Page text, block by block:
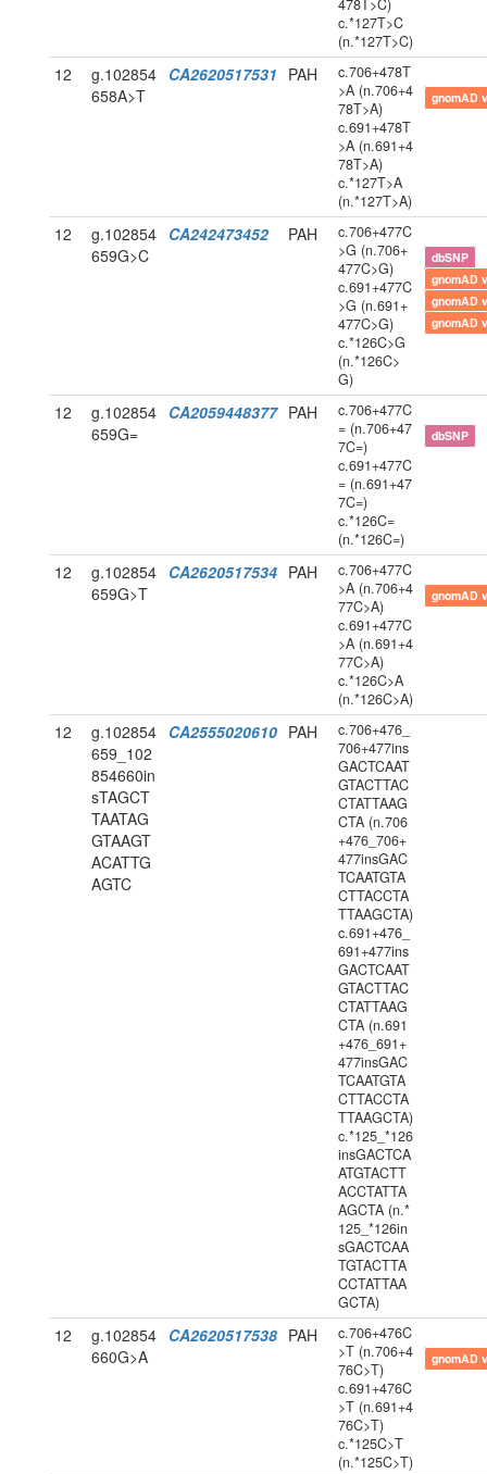
478T>C)
c.*127T>C
(n.*127T>C)
12
g.102854
658A>T
CA2620517531 PAH
c.706+478T
>A (n.706+4
78T>A)
c.691+478T
>A (n.691+4
78T>A)
c.*127T>A
(n.*127T>A)
gnomAD
12
g.102854
659G>C
CA242473452 PAH
c.706+477C
>G (n.706+
477C>G)
c.691+477C
>G (n.691+
477C>G)
c.*126C>G
(n.*126C>
G)
dbSNP
gnomAD
gnomAD
gnomAD
12
g.102854
659G=
CA2059448377 PAH
c.706+477C
= (n.706+47
7C=)
c.691+477C
= (n.691+47
7C=)
c.*126C=
(n.*126C=)
dbSNP
12
g.102854
659G>T
CA2620517534 PAH
c.706+477C
>A (n.706+4
77C>A)
c.691+477C
>A (n.691+4
77C>A)
c.*126C>A
(n.*126C>A)
gnomAD
12
g.102854
659_102
854660in
sTAGCT
TAATAG
GTAAGT
ACATTG
AGTC
CA2555020610 PAH
c.706+476_
706+477ins
GACTCAAT
GTACTTAC
CTATTAAG
CTA (n.706
+476_706+
477insGAC
TCAATGTA
CTTACCTA
TTAAGCTA)
c.691+476_
691+477ins
GACTCAAT
GTACTTAC
CTATTAAG
CTA (n.691
+476_691+
477insGAC
TCAATGTA
CTTACCTA
TTAAGCTA)
c.*125_*126
insGACTCA
ATGTACTT
ACCTATTA
AGCTA (n.*
125_*126in
sGACTCAA
TGTACTTA
CCTATTAA
GCTA)
12
g.102854
660G>A
CA2620517538 PAH
c.706+476C
>T (n.706+4
76C>T)
c.691+476C
>T (n.691+4
76C>T)
c.*125C>T
(n.*125C>T)
gnomAD